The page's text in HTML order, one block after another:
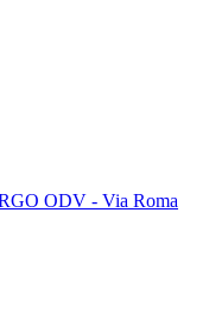
ODV - Via Roma